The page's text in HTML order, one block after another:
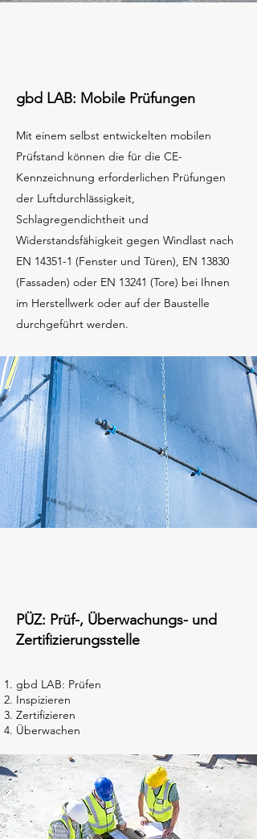
gbd LAB: Mobile Prüfungen
Mit einem selbst entwickelten mobilen
Prüfstand können die für die CE-
Kennzeichnung erforderlichen Prüfungen
der Luftdurchlässigkeit,
Schlagregendichtheit und
Widerstandsfähigkeit gegen Windlast nach
EN 14351-1 (Fenster und Türen), EN 13830
(Fassaden) oder EN 13241 (Tore) bei Ihnen
im Herstellwerk oder auf der Baustelle
durchgeführt werden.
PÜZ: Prüf-, Überwachungs- und
Zertifizierungsstelle
gbd LAB: Prüfen
Inspizieren
Zertifizieren
Überwachen